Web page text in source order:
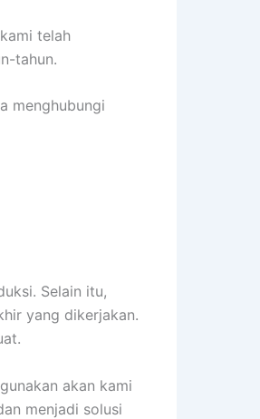
telah
tahun.
menghubungi
Selain itu,
yang dikerjakan.
akan kami
menjadi solusi